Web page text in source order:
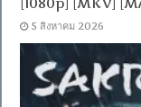
5 สิงหาคม 2026